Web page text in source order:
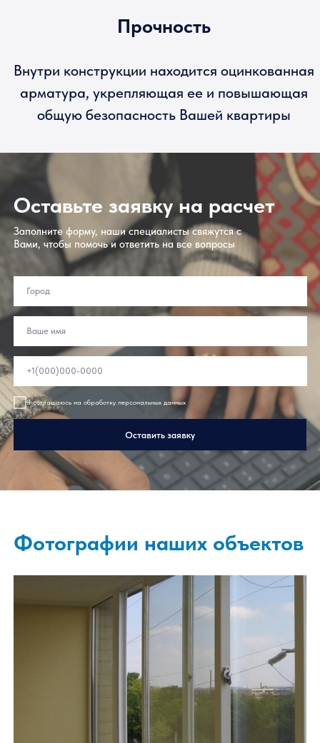
Оставьте заявку на расчет
Заполните форму, наши специалисты свяжутся с
Вами, чтобы помочь и ответить на все вопросы
Я соглашаюсь на обработку персональных данных